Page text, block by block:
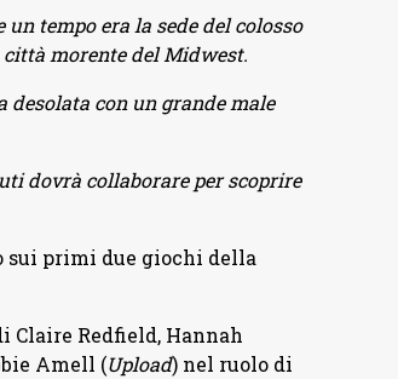
un tempo era la sede del colosso
morente del Midwest.
desolata con un grande male
dovrà collaborare per scoprire
sui primi due giochi della
Claire Redfield, Hannah
Amell (Upload) nel ruolo di